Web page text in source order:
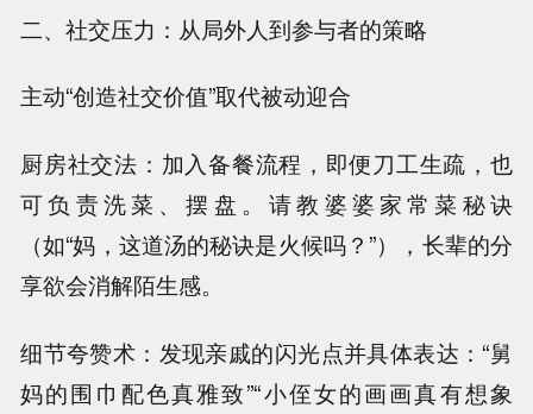
二、社交压力：从局外人到参与者的策略
主动“创造社交价值”取代被动迎合
厨房社交法：加入备餐流程，即便刀工生疏，也
可负责洗菜、摆盘。请教婆婆家常菜秘诀
（如“妈，这道汤的秘诀是火候吗？”），长辈的分
享欲会消解陌生感。
细节夸赞术：发现亲戚的闪光点并具体表达：“舅
妈的围巾配色真雅致”“小侄女的画画真有想象